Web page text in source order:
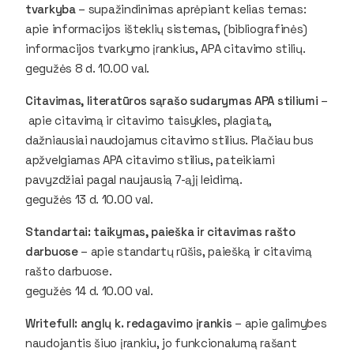
tvarkyba– supažindinimas aprėpiant kelias temas:
apie informacijos išteklių sistemas, (bibliografinės)
informacijos tvarkymo įrankius, APA citavimo stilių.
gegužės 8 d. 10.00 val.
Citavimas, literatūros sąrašo sudarymas APA stiliumi –
apie citavimą ir citavimo taisykles, plagiatą,
dažniausiai naudojamus citavimo stilius. Plačiau bus
apžvelgiamas APA citavimo stilius, pateikiami
pavyzdžiai pagal naujausią 7-ąjį leidimą.
gegužės 13 d. 10.00 val.
Standartai: taikymas, paieška ir citavimas rašto
darbuose– apie standartų rūšis, paiešką ir citavimą
rašto darbuose.
gegužės 14 d. 10.00 val.
Writefull: anglų k. redagavimo įrankis – apie galimybes
naudojantis šiuo įrankiu, jo funkcionalumą rašant